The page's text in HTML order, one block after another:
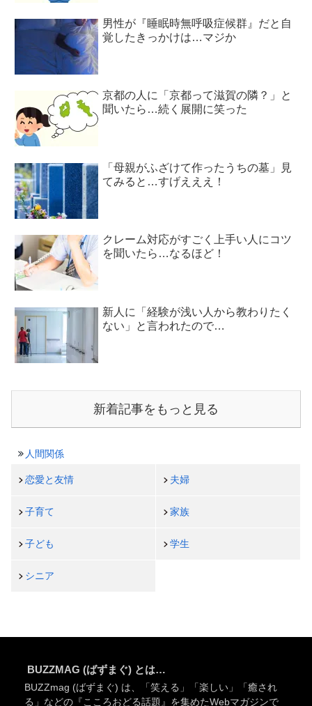
男性が『睡眠時無呼吸症候群』だと自
覚したきっかけは…マジか
京都の人に「京都って滋賀の隣？」と
聞いたら…続く展開に笑った
「母親がふざけて作ったうちの墓」見
てみると…すげえええ！
クレーム対応がすごく上手い人にコツ
を聞いたら…なるほど！
新人に「経験が浅い人から教わりたく
ない」と言われたので…
新着記事をもっと見る
人間関係
恋愛と友情 夫婦
子育て 家族
子ども 学生
シニア
BUZZMAG (ばずまぐ) とは…
BUZZmag (ばずまぐ) は、「笑える」「楽しい」「癒され
る」などの『こころおどる話題』を集めたWebマガジンで